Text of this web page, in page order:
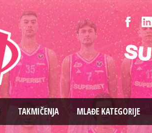
TAKMIČENJA MLAĐE KATEGORIJE